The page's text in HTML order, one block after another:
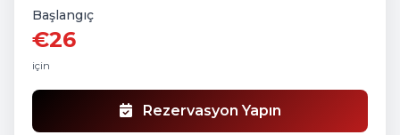
Başlangıç
€26
için
Rezervasyon Yapın